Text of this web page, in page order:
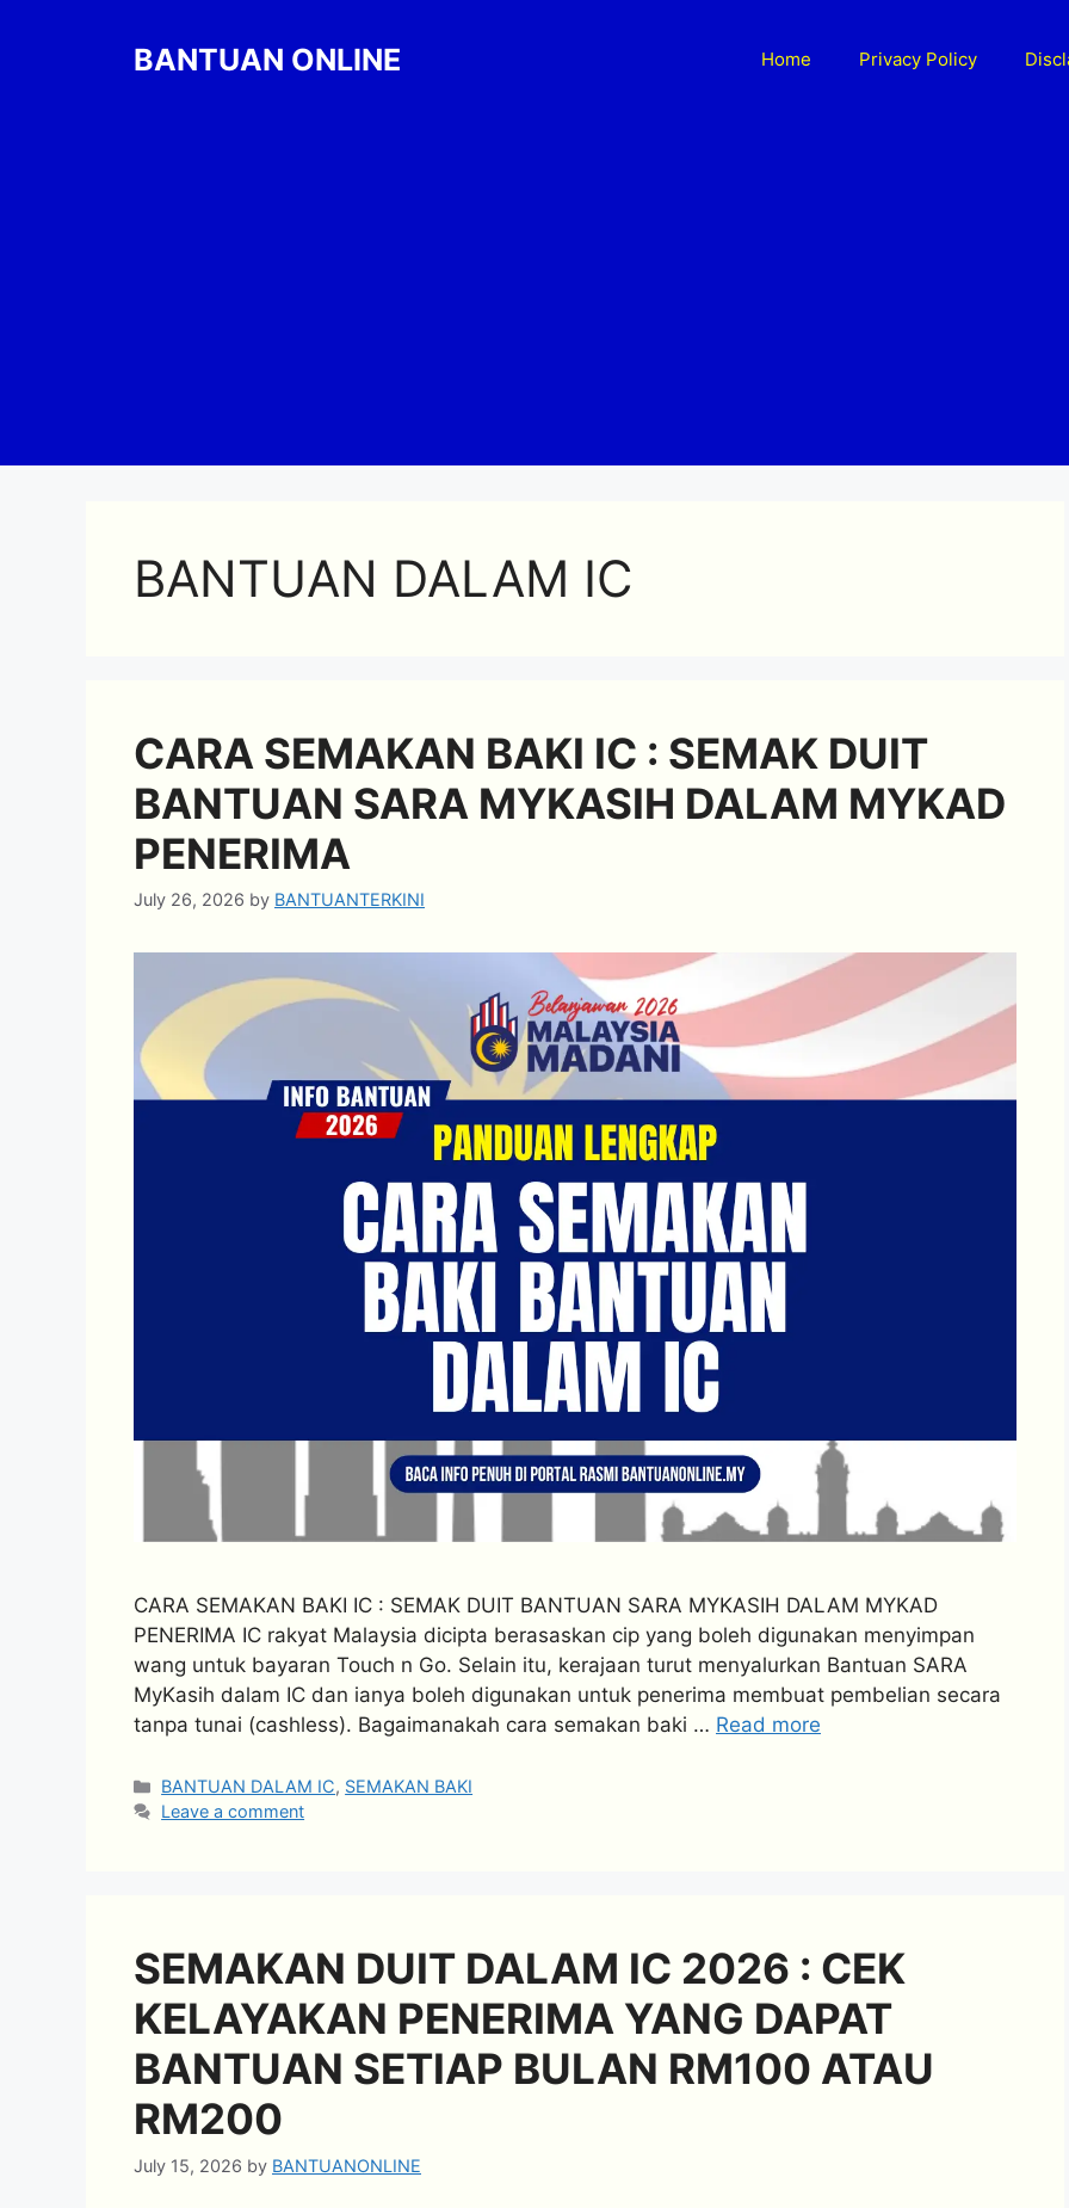
BANTUAN ONLINE Home Privacy Policy
BANTUAN DALAM IC
CARA SEMAKAN BAKI IC : SEMAK DUIT
BANTUAN SARA MYKASIH DALAM MYKAD
PENERIMA
July 26, 2026 by BANTUANTERKINI
CARA SEMAKAN BAKI IC : SEMAK DUIT BANTUAN SARA MYKASIH DALAM MYKAD
PENERIMA IC rakyat Malaysia dicipta berasaskan cip yang boleh digunakan menyimpan
wang untuk bayaran Touch n Go. Selain itu, kerajaan turut menyalurkan Bantuan SARA
MyKasih dalam IC dan ianya boleh digunakan untuk penerima membuat pembelian secara
tanpa tunai (cashless). Bagaimanakah cara semakan baki … Read more
Categories
BANTUAN DALAM IC, SEMAKAN BAKI
Leave a comment
SEMAKAN DUIT DALAM IC 2026 : CEK
KELAYAKAN PENERIMA YANG DAPAT
BANTUAN SETIAP BULAN RM100 ATAU
RM200
July 15, 2026 by BANTUANONLINE